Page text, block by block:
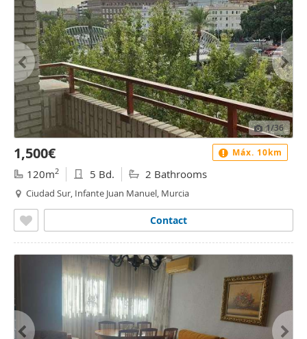
1/36
1,500€
120m2 5 Bd. 2 Bathrooms
Ciudad Sur, Infante Juan Manuel, Murcia
Contact
Máx. 10km